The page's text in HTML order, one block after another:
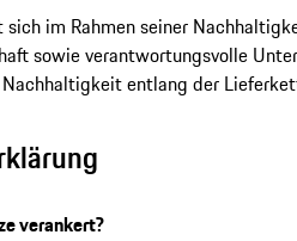
sich im Rahmen seiner
sowie verantwortungsvolle
entlang der
verankert?